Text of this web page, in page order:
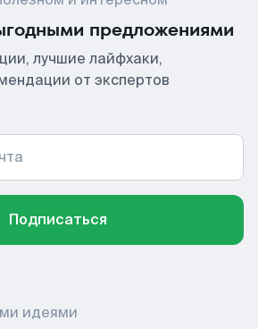
предложениями
лучшие лайфхаки,
от экспертов
Подписаться
идеями